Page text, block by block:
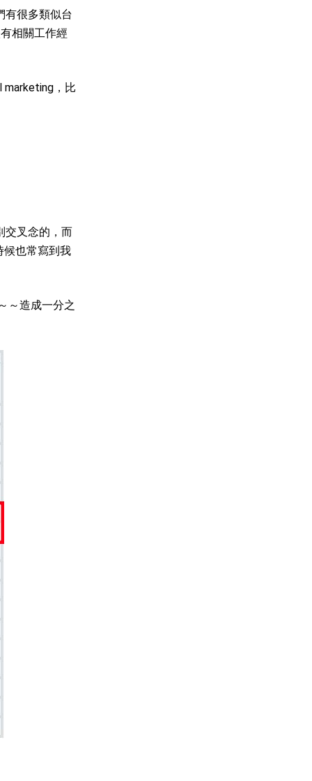
有很多類似台
相關工作經
marketing，比
交叉念的，而
候也常寫到我
～造成一分之